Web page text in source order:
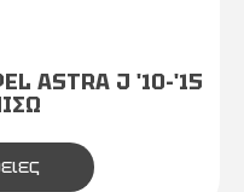
ASTRA J '10-'15